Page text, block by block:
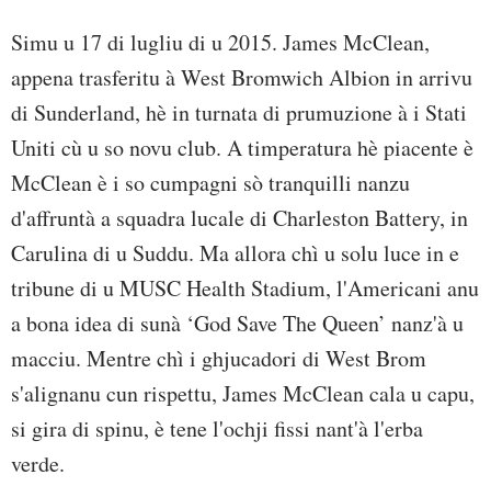
Simu u 17 di lugliu di u 2015. James McClean,
appena trasferitu à West Bromwich Albion in arrivu
di Sunderland, hè in turnata di prumuzione à i Stati
Uniti cù u so novu club. A timperatura hè piacente è
McClean è i so cumpagni sò tranquilli nanzu
d'affruntà a squadra lucale di Charleston Battery, in
Carulina di u Suddu. Ma allora chì u solu luce in e
tribune di u MUSC Health Stadium, l'Americani anu
a bona idea di sunà ‘God Save The Queen’ nanz'à u
macciu. Mentre chì i ghjucadori di West Brom
s'alignanu cun rispettu, James McClean cala u capu,
si gira di spinu, è tene l'ochji fissi nant'à l'erba
verde.